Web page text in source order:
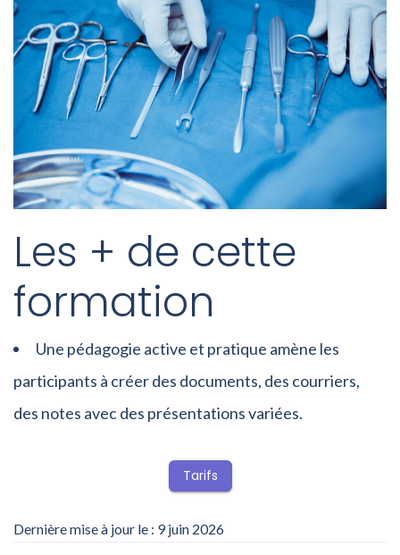
Les + de cette
formation
Une pédagogie active et pratique amène les
participants à créer des documents, des courriers,
des notes avec des présentations variées.
Tarifs
Dernière mise à jour le : 9 juin 2026